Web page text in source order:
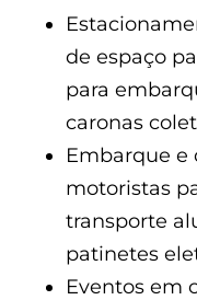
de espaço
para
caronas
Embarque e
motoristas
transporte
patinetes
Eventos em